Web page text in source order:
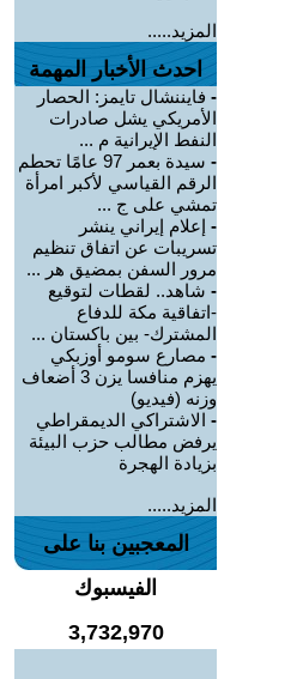
المزيد.....
احدث الأخبار المهمة
- فايننشال تايمز: الحصار
الأمريكي يشل صادرات
النفط الإيرانية م ...
-
سيدة بعمر 97 عامًا تحطم
الرقم القياسي لأكبر امرأة
تمشي على ج ...
- إعلام إيراني ينشر
تسريبات عن اتفاق تنظيم
مرور السفن بمضيق هر ...
- شاهد.. لقطات لتوقيع
-اتفاقية مكة للدفاع
المشترك- بين باكستان ...
- مصارع سومو أوزبكي
يهزم منافسا يزن 3 أضعاف
وزنه (فيديو)
- الاشتراكي الديمقراطي
يرفض مطالب حزب البيئة
بزيادة الهجرة
المزيد.....
المعجبين بنا على
الفيسبوك
3,732,970